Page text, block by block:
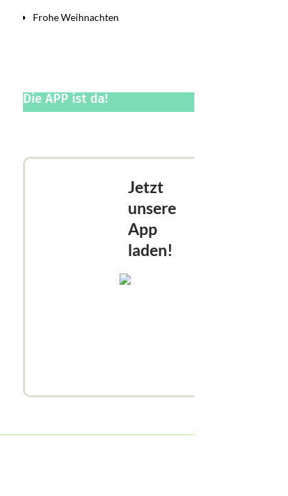
Frohe Weihnachten
Die APP ist da!
Jetzt
unsere
App
laden!